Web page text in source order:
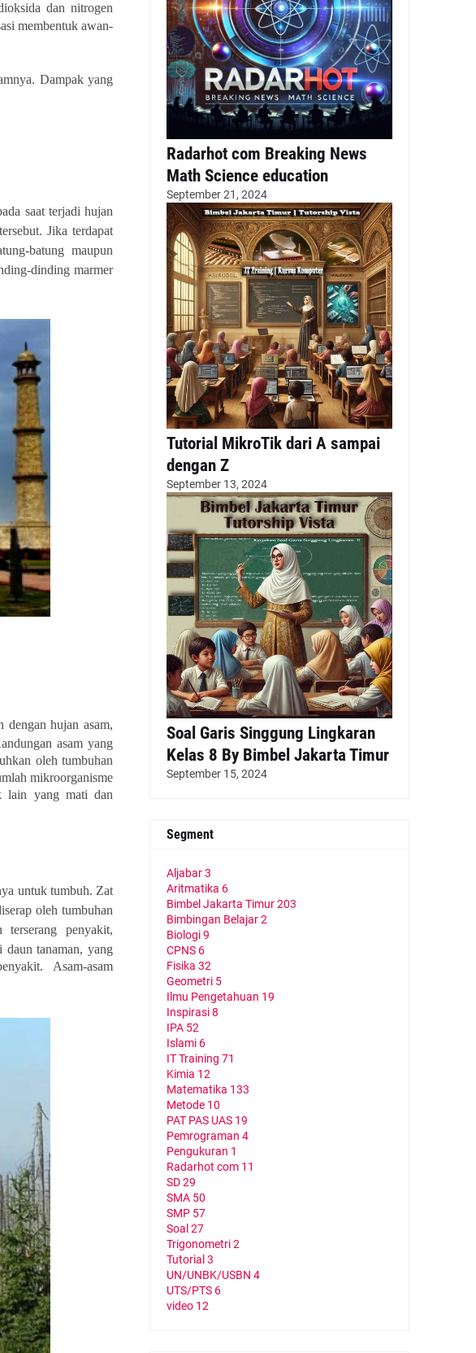
dan nitrogen
membentuk awan-
Dampak yang
saat terjadi hujan
Jika terdapat
batung maupun
dinding marmer
dengan hujan asam,
asam yang
oleh tumbuhan
mikroorganisme
lain yang mati dan
untuk tumbuh. Zat
oleh tumbuhan
terserang penyakit,
daun tanaman, yang
Asam-asam
Radarhot com Breaking News
Math Science education
September 21, 2024
Tutorial MikroTik dari A sampai
dengan Z
September 13, 2024
Soal Garis Singgung Lingkaran
Kelas 8 By Bimbel Jakarta Timur
September 15, 2024
Segment
Aljabar3
Aritmatika 6
Bimbel Jakarta Timur203
Bimbingan Belajar2
Biologi9
CPNS 6
Fisika 32
Geometri 5
Ilmu Pengetahuan 19
Inspirasi8
IPA 52
Islami 6
IT Training 71
Kimia 12
Matematika 133
Metode 10
PAT PAS UAS 19
Pemrograman 4
Pengukuran 1
Radarhot com 11
SD29
SMA 50
SMP 57
Soal 27
Trigonometri2
Tutorial 3
UN/UNBK/USBN 4
UTS/PTS 6
video 12